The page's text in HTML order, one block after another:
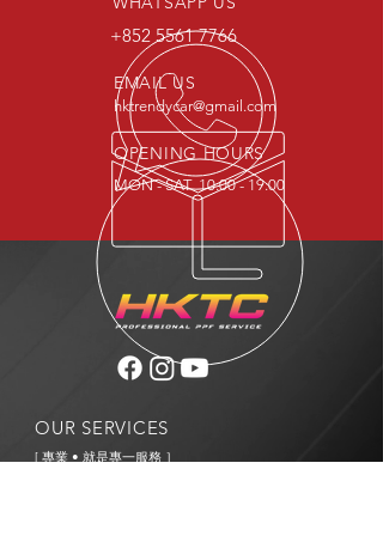
+852 5561 7766
EMAIL US
hktrendycar@gmail.com
OPENING HOURS
MON - SAT 10:00 - 19:00
OUR SERVICES
[ 專業 • 就是專一服務 ］